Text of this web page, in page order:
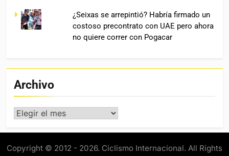
¿Seixas se arrepintió? Habría firmado un
costoso precontrato con UAE pero ahora
no quiere correr con Pogacar
Archivo
Archivo
Copyright © 2012 - 2026. Ciclismo Internacional. All Rights